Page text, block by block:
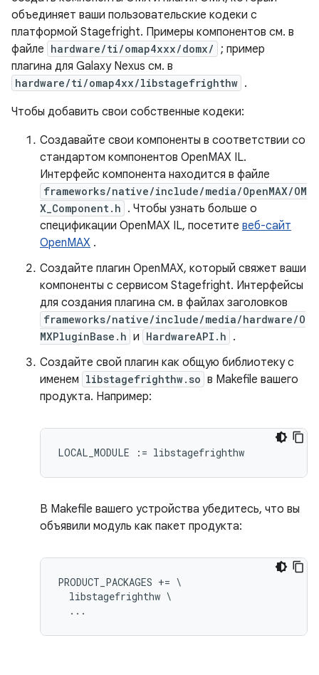
объединяет ваши пользовательские кодеки с
платформой Stagefright. Примеры компонентов см. в
файле hardware/ti/omap4xxx/domx/ ; пример
плагина для Galaxy Nexus см. в
hardware/ti/omap4xx/libstagefrighthw .
Чтобы добавить свои собственные кодеки:
Создавайте свои компоненты в соответствии со
стандартом компонентов OpenMAX IL.
Интерфейс компонента находится в файле
frameworks/native/include/media/OpenMAX/OM
X_Component.h . Чтобы узнать больше о
спецификации OpenMAX IL, посетите веб-сайт
OpenMAX .
Создайте плагин OpenMAX, который свяжет ваши
компоненты с сервисом Stagefright. Интерфейсы
для создания плагина см. в файлах заголовков
frameworks/native/include/media/hardware/O
MXPluginBase.h и HardwareAPI.h .
Создайте свой плагин как общую библиотеку с
именем libstagefrighthw.so в Makefile вашего
продукта. Например:
В Makefile вашего устройства убедитесь, что вы
объявили модуль как пакет продукта:
PRODUCT_PACKAGES += \
  libstagefrighthw \